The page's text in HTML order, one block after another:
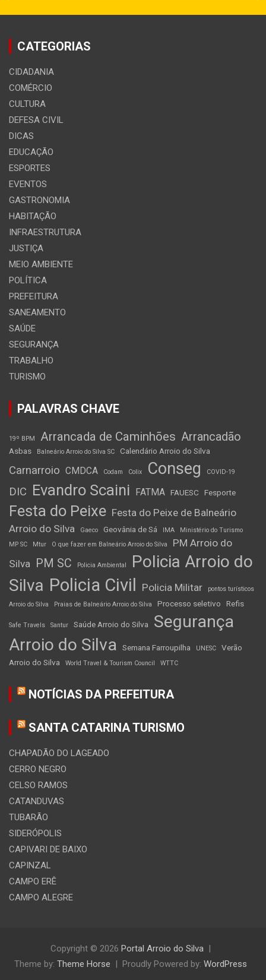
CATEGORIAS
CIDADANIA
COMÉRCIO
CULTURA
DEFESA CIVIL
DICAS
EDUCAÇÃO
ESPORTES
EVENTOS
GASTRONOMIA
HABITAÇÃO
INFRAESTRUTURA
JUSTIÇA
MEIO AMBIENTE
POLÍTICA
PREFEITURA
SANEAMENTO
SAÚDE
SEGURANÇA
TRABALHO
TURISMO
PALAVRAS CHAVE
19º BPM Arrancada de Caminhões Arrancadão
Asbas Balneário Arroio do Silva SC Calendário Arroio do Silva
Carnarroio CMDCA Codam Colix Conseg COVID-19
DIC Evandro Scaini FATMA FAUESC Fesporte
Festa do Peixe Festa do Peixe de Balneário
Arroio do Silva
Gaeco Geovânia de Sá IMA
Ministério do Turismo
MP SC
Mtur O que fazer em Balneário Arroio do Silva
PM Arroio do
Silva
PM SC Policia Ambiental
Policia Arroio do
Silva Policia Civil Policia Militar
pontos turísticos
Arroio do Silva
Praias de Balneário Arroio do Silva Processo seletivo Refis
Safe Travels Santur Saúde Arroio do Silva
Segurança
Arroio do Silva
Semana Farroupilha UNESC
Verão
Arroio do Silva
World Travel & Tourism Council WTTC
NOTÍCIAS DA PREFEITURA
SANTA CATARINA TURISMO
CHAPADÃO DO LAGEADO
CERRO NEGRO
CELSO RAMOS
CATANDUVAS
TUBARÃO
SIDERÓPOLIS
CAPIVARI DE BAIXO
CAPINZAL
CAMPO ERÊ
CAMPO ALEGRE
Copyright © 2026 Portal Arroio do Silva
Theme by: Theme Horse Proudly Powered by: WordPress